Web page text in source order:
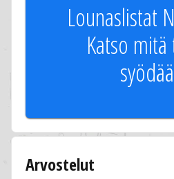
Lounaslistat
Katso
Arvostelut